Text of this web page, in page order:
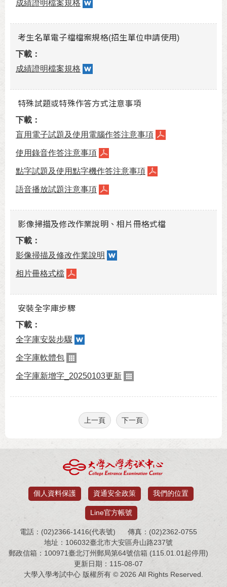
成績證明檔案規格
考生名單電子檔檔案規格(招生單位申請使用)
成績證明檔案規格
特殊試題或特殊作答方式注意事項
盲用電子試題及使用電腦作答注意事項
使用錄音作答注意事項
點字試題及使用點字機作答注意事項
語音播放試題注意事項
影像掃描及修改作業說明、相片冊格式檔
影像掃描及修改作業說明
相片冊格式檔
安裝全字庫步驟
全字庫安裝步驟
全字庫軟體包
全字庫新增字_20250103更新
上一頁 下一頁
個人資料保護 資通安全政策 我們的位置
Line官方帳號
電話：(02)2366-1416(代表號)
傳真：(02)2362-0755
地址：106032臺北市大安區舟山路237號
郵政信箱：100971臺北汀州郵局第64號信箱 (115.01.01起停用)
更新日期：115-08-07
大學入學考試中心 版權所有 © 2026 All Rights Reserved.